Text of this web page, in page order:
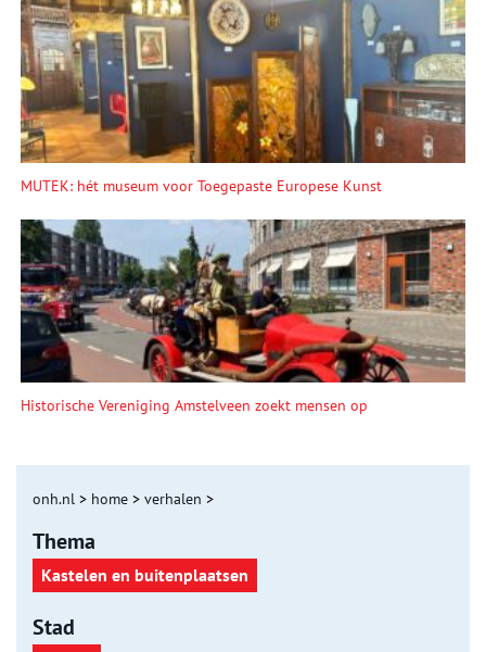
MUTEK: hét museum voor Toegepaste Europese Kunst
Historische Vereniging Amstelveen zoekt mensen op
onh.nl > home > verhalen >
Thema
Kastelen en buitenplaatsen
Stad